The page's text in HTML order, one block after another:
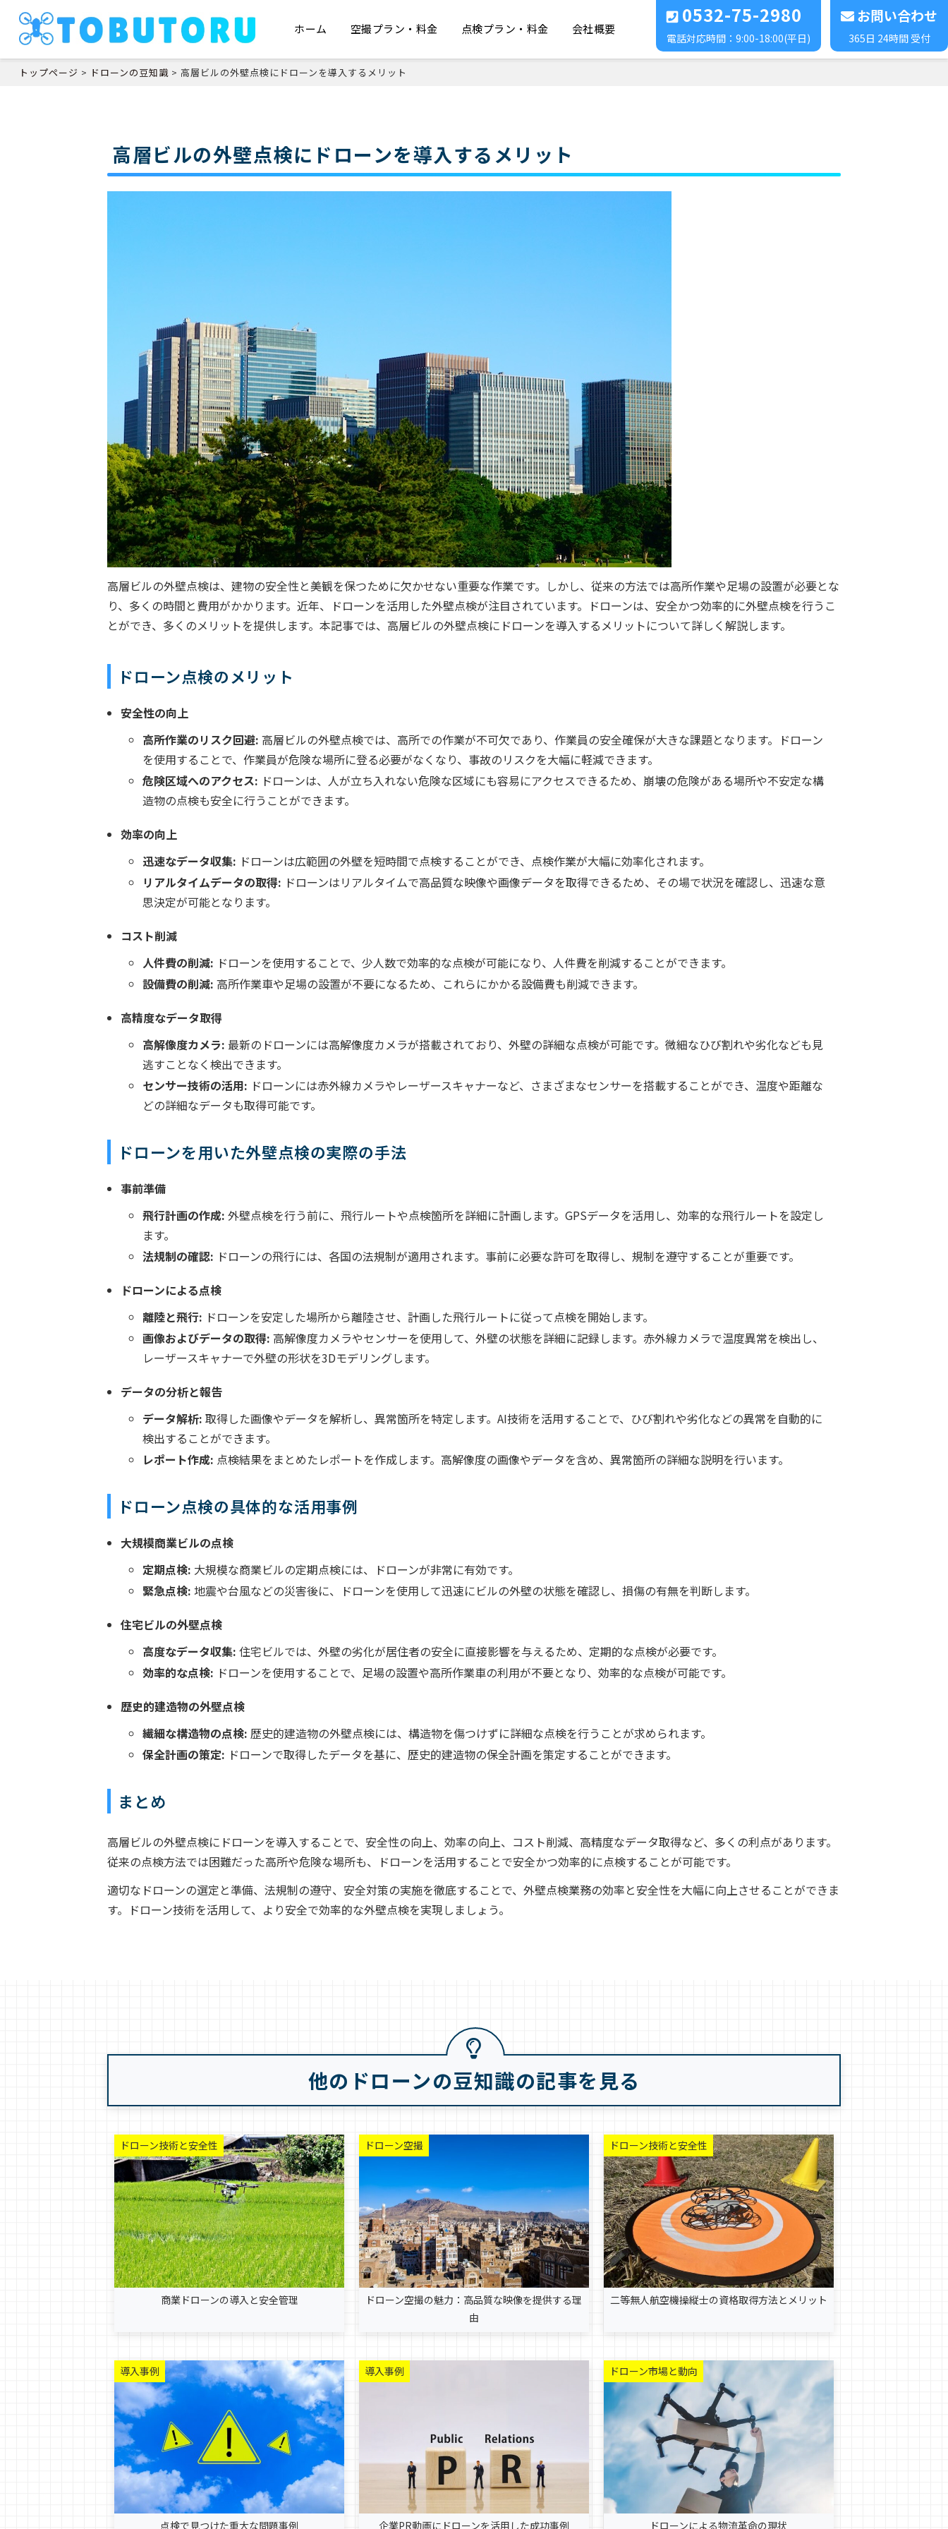
ホーム 空撮プラン・料金 点検プラン・料金 会社概要
お問い合わせ
365日 24時間 受付
0532-75-2980
電話対応時間：9:00-18:00(平日)
トップページ > ドローンの豆知識> 高層ビルの外壁点検にドローンを導入するメリット
高層ビルの外壁点検にドローンを導入するメリット
高層ビルの外壁点検は、建物の安全性と美観を保つために欠かせない重要な作業です。しかし、従来の方法では高所作業や足場の設置が必要とな
り、多くの時間と費用がかかります。近年、ドローンを活用した外壁点検が注目されています。ドローンは、安全かつ効率的に外壁点検を行うこ
とができ、多くのメリットを提供します。本記事では、高層ビルの外壁点検にドローンを導入するメリットについて詳しく解説します。
ドローン点検のメリット
安全性の向上
高所作業のリスク回避: 高層ビルの外壁点検では、高所での作業が不可欠であり、作業員の安全確保が大きな課題となります。ドローン
を使用することで、作業員が危険な場所に登る必要がなくなり、事故のリスクを大幅に軽減できます。
危険区域へのアクセス: ドローンは、人が立ち入れない危険な区域にも容易にアクセスできるため、崩壊の危険がある場所や不安定な構
造物の点検も安全に行うことができます。
効率の向上
迅速なデータ収集: ドローンは広範囲の外壁を短時間で点検することができ、点検作業が大幅に効率化されます。
リアルタイムデータの取得: ドローンはリアルタイムで高品質な映像や画像データを取得できるため、その場で状況を確認し、迅速な意
思決定が可能となります。
コスト削減
人件費の削減: ドローンを使用することで、少人数で効率的な点検が可能になり、人件費を削減することができます。
設備費の削減: 高所作業車や足場の設置が不要になるため、これらにかかる設備費も削減できます。
高精度なデータ取得
高解像度カメラ: 最新のドローンには高解像度カメラが搭載されており、外壁の詳細な点検が可能です。微細なひび割れや劣化なども見
逃すことなく検出できます。
センサー技術の活用: ドローンには赤外線カメラやレーザースキャナーなど、さまざまなセンサーを搭載することができ、温度や距離な
どの詳細なデータも取得可能です。
ドローンを用いた外壁点検の実際の手法
事前準備
飛行計画の作成: 外壁点検を行う前に、飛行ルートや点検箇所を詳細に計画します。GPSデータを活用し、効率的な飛行ルートを設定し
ます。
法規制の確認: ドローンの飛行には、各国の法規制が適用されます。事前に必要な許可を取得し、規制を遵守することが重要です。
ドローンによる点検
離陸と飛行: ドローンを安定した場所から離陸させ、計画した飛行ルートに従って点検を開始します。
画像およびデータの取得: 高解像度カメラやセンサーを使用して、外壁の状態を詳細に記録します。赤外線カメラで温度異常を検出し、
レーザースキャナーで外壁の形状を3Dモデリングします。
データの分析と報告
データ解析: 取得した画像やデータを解析し、異常箇所を特定します。AI技術を活用することで、ひび割れや劣化などの異常を自動的に
検出することができます。
レポート作成: 点検結果をまとめたレポートを作成します。高解像度の画像やデータを含め、異常箇所の詳細な説明を行います。
ドローン点検の具体的な活用事例
大規模商業ビルの点検
定期点検: 大規模な商業ビルの定期点検には、ドローンが非常に有効です。
緊急点検: 地震や台風などの災害後に、ドローンを使用して迅速にビルの外壁の状態を確認し、損傷の有無を判断します。
住宅ビルの外壁点検
高度なデータ収集: 住宅ビルでは、外壁の劣化が居住者の安全に直接影響を与えるため、定期的な点検が必要です。
効率的な点検: ドローンを使用することで、足場の設置や高所作業車の利用が不要となり、効率的な点検が可能です。
歴史的建造物の外壁点検
繊細な構造物の点検: 歴史的建造物の外壁点検には、構造物を傷つけずに詳細な点検を行うことが求められます。
保全計画の策定: ドローンで取得したデータを基に、歴史的建造物の保全計画を策定することができます。
まとめ
高層ビルの外壁点検にドローンを導入することで、安全性の向上、効率の向上、コスト削減、高精度なデータ取得など、多くの利点があります。
従来の点検方法では困難だった高所や危険な場所も、ドローンを活用することで安全かつ効率的に点検することが可能です。
適切なドローンの選定と準備、法規制の遵守、安全対策の実施を徹底することで、外壁点検業務の効率と安全性を大幅に向上させることができま
す。ドローン技術を活用して、より安全で効率的な外壁点検を実現しましょう。
他のドローンの豆知識の記事を見る
ドローン技術と安全性
商業ドローンの導入と安全管理
ドローン空撮
ドローン空撮の魅力：高品質な映像を提供する理
由
ドローン技術と安全性
二等無人航空機操縦士の資格取得方法とメリット
導入事例
点検で見つけた重大な問題事例
導入事例
企業PR動画にドローンを活用した成功事例
ドローン市場と動向
ドローンによる物流革命の現状